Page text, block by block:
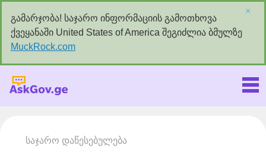
გამარჯობა! საჯარო ინფორმაციის გამოთხოვა
ქვეყანაში United States of America შეგიძლია ბმულზე
MuckRock.com
×
საჯარო დაწესებულება